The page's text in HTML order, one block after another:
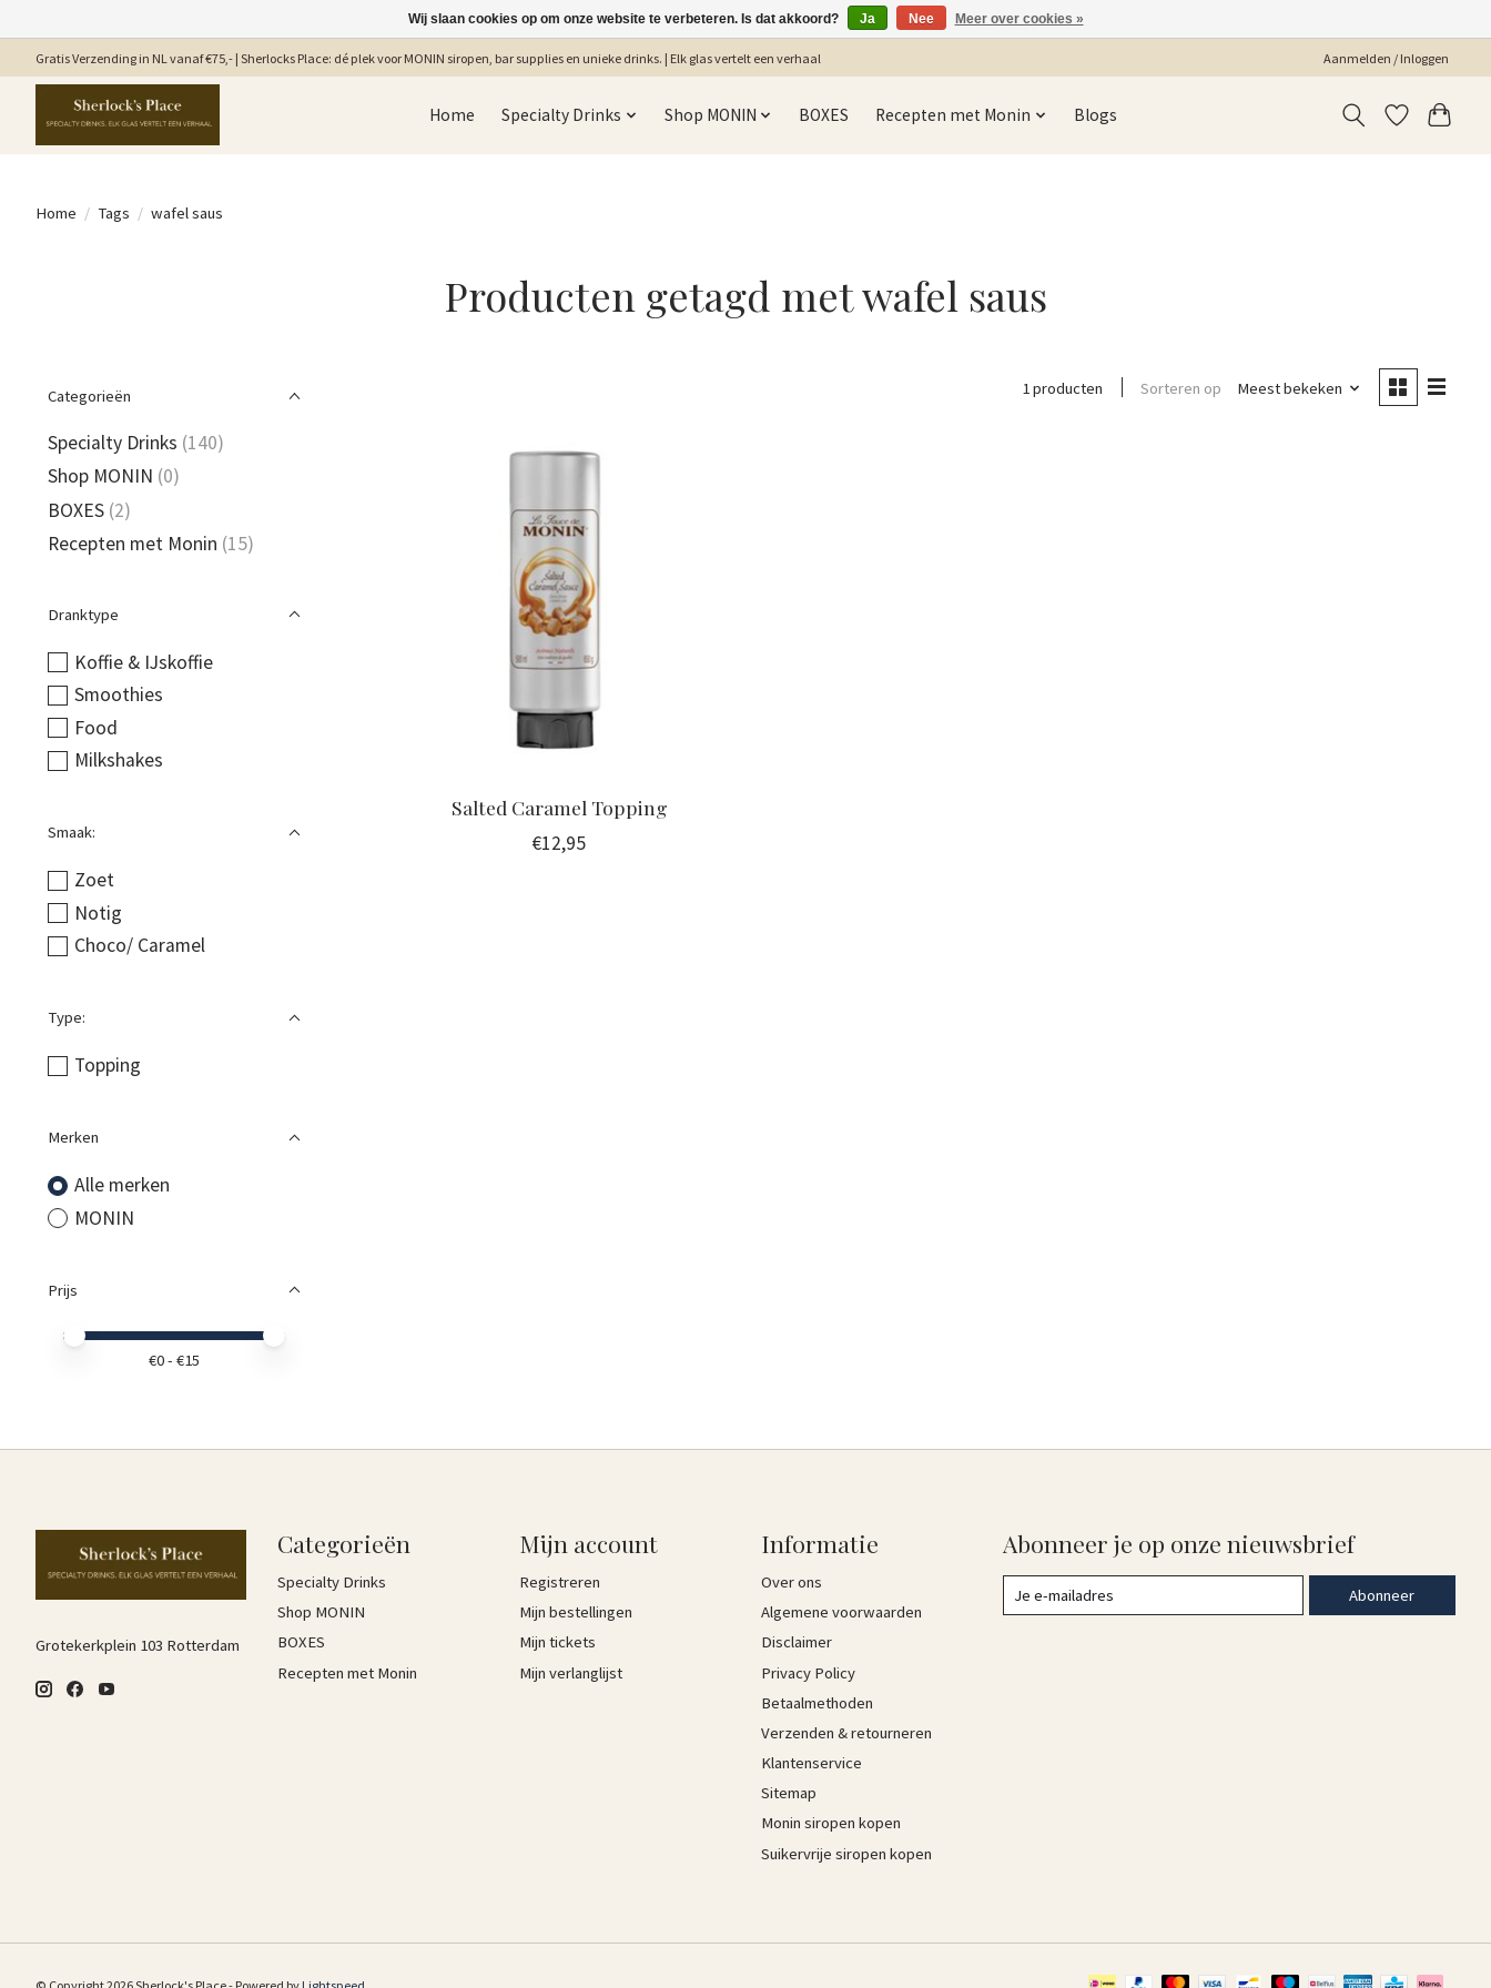
Gratis Verzending in NL vanaf €75,- | Sherlocks Place: dé plek voor MONIN siropen, bar supplies en unieke drinks. | Elk glas vertelt een verhaal Aanmelden / Inloggen
Home Specialty Drinks Shop MONIN BOXES Recepten met Monin Blogs
Home / Tags / wafel saus
Producten getagd met wafel saus
Categorieën
Specialty Drinks (140)
Shop MONIN (0)
BOXES (2)
Recepten met Monin (15)
Dranktype
Koffie & IJskoffie
Smoothies
Food
Milkshakes
Smaak:
Zoet
Notig
Choco/ Caramel
Type:
Topping
Merken
Alle merken
MONIN
Prijs
Minimale prijswaarde
Price maximum value
€0- €15
1 producten Sorteren op Meest bekeken
Salted Caramel Topping
€12,95
Grotekerkplein 103 Rotterdam
Categorieën
Specialty Drinks
Shop MONIN
BOXES
Recepten met Monin
Mijn account
Registreren
Mijn bestellingen
Mijn tickets
Mijn verlanglijst
Informatie
Over ons
Algemene voorwaarden
Disclaimer
Privacy Policy
Betaalmethoden
Verzenden & retourneren
Klantenservice
Sitemap
Monin siropen kopen
Suikervrije siropen kopen
Abonneer je op onze nieuwsbrief
Abonneer
© Copyright 2026 Sherlock's Place - Powered byLightspeed
Wij slaan cookies op om onze website te verbeteren. Is dat akkoord? Ja Nee Meer over cookies »